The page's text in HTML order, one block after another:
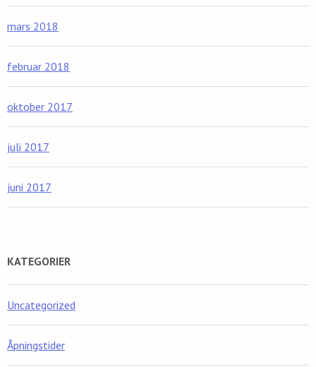
mars 2018
februar 2018
oktober 2017
juli 2017
juni 2017
KATEGORIER
Uncategorized
Åpningstider